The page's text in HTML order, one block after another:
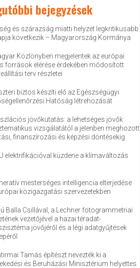
bejegyzések
és szárazság miatti helyzet legkritikusabb
következik – Magyarország Kormánya
Közlönyben megjelentek az európai
források elérése érdekében módosított
terv részletei
biztos készíti elő az Egészségügyi
Hatóság létrehozását
jövőkutatás: a lehetséges jövők
vizsgálatától a jelenben meghozott
finanszírozási és képzési döntésekig
elektrifikációval küzdene a klímaváltozás
mesterséges intelligencia elterjedése
közigazgatási szervezetekben
Balla Csillával, a Lechner fotogrammetriai
vezetőjével a hazai téradat-
jövőjéről és a légi adatgyűjtések
Tamás építészt nevezték ki a
és Beruházási Minisztérium helyettes